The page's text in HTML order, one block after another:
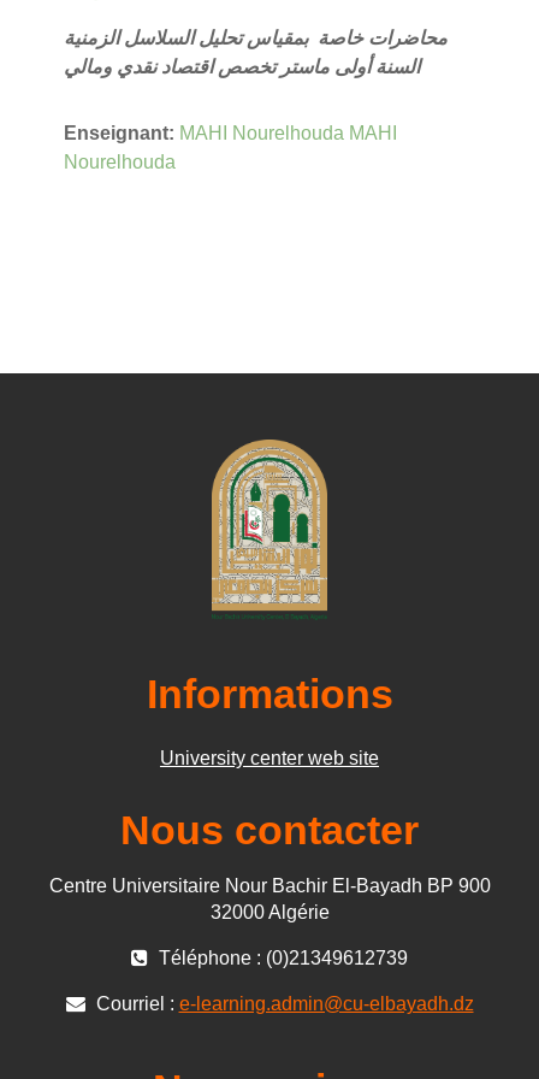
محاضرات خاصة بمقياس تحليل السلاسل الزمنية
السنة أولى ماستر تخصص اقتصاد نقدي ومالي
Enseignant: MAHI Nourelhouda MAHI
Nourelhouda
Informations
University center web site
Nous contacter
Centre Universitaire Nour Bachir El-Bayadh BP 900
32000 Algérie
Téléphone : (0)21349612739
Courriel : e-learning.admin@cu-elbayadh.dz